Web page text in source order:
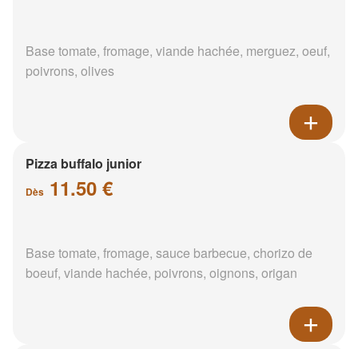
Base tomate, fromage, viande hachée, merguez, oeuf,
poivrons, olives
Pizza buffalo junior
Dès 11.50 €
Base tomate, fromage, sauce barbecue, chorizo de
boeuf, viande hachée, poivrons, oignons, origan